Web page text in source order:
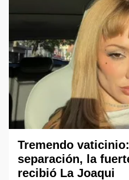
Tremendo
separación, la
recibió La Joaqui